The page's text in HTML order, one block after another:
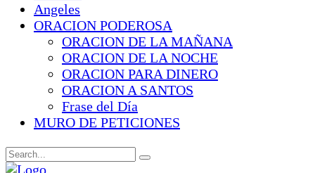
Angeles
ORACION PODEROSA
ORACION DE LA MAÑANA
ORACION DE LA NOCHE
ORACION PARA DINERO
ORACION A SANTOS
Frase del Día
MURO DE PETICIONES